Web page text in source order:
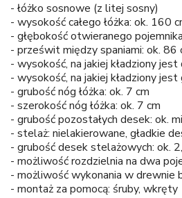
- łóżko sosnowe (z litej sosny)
- wysokość całego łóżka: ok. 160
- głębokość otwieranego
- prześwit między spaniami: ok. 86
- wysokość, na jakiej kładziony
- wysokość, na jakiej kładziony
- grubość nóg łóżka: ok. 7 cm
- szerokość nóg łóżka: ok. 7 cm
- grubość pozostałych desek: ok.
- stelaż: nielakierowane, gładkie
- grubość desek stelażowych: ok.
- możliwość rozdzielnia na dwa
- możliwość wykonania w drewnie
- montaż za pomocą: śruby, wkręty